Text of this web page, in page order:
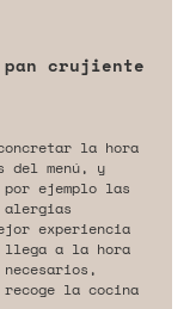
pan crujiente
la hora
del menú, y
ejemplo las
experiencia
a la hora
la cocina